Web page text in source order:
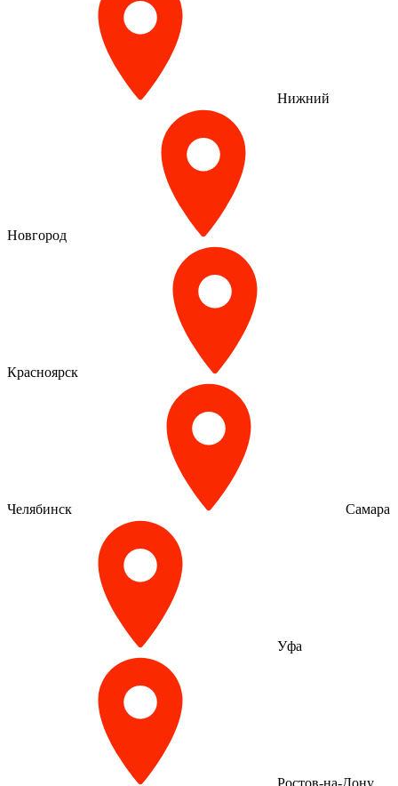
Нижний
Новгород
Красноярск
Челябинск Самара
Уфа
Ростов-на-Дону